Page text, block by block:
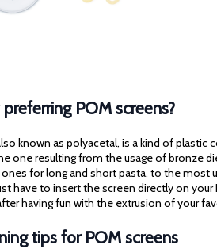
POM screens?
known as polyacetal, is a kind of
one resulting from the usage of bronze
for long and short pasta, to the most
have to insert the screen directly on
having fun with the extrusion of your
tips for POM screens